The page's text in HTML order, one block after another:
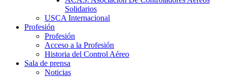
Solidarios
USCA Internacional
Profesión
Profesión
Acceso a la Profesión
Historia del Control Aéreo
Sala de prensa
Noticias